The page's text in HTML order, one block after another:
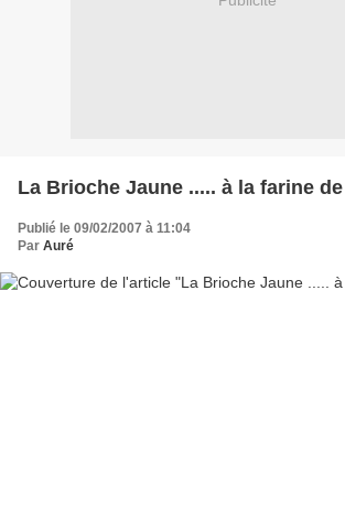
La Brioche Jaune ..... à la farine
Publié le 09/02/2007 à 11:04
Par Auré